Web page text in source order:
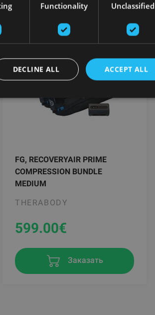
корзину
FG, RECOVERYAIR PRIME
COMPRESSION BUNDLE
MEDIUM
THERABODY
599.00€
Заказать
Functionality Unclassified
ACCEPT ALL
DECLINE ALL